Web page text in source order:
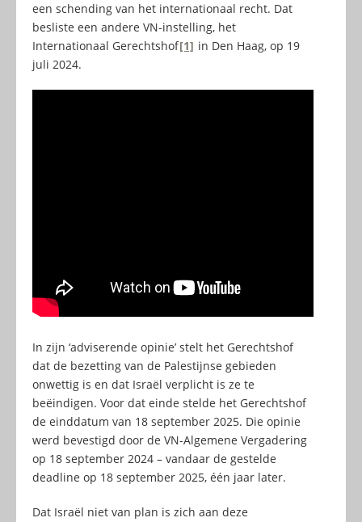
een schending van het internationaal recht. Dat
besliste een andere VN-instelling, het
Internationaal Gerechtshof[1] in Den Haag, op 19
juli 2024.
In zijn ‘adviserende opinie’ stelt het Gerechtshof
dat de bezetting van de Palestijnse gebieden
onwettig is en dat Israël verplicht is ze te
beëindigen. Voor dat einde stelde het Gerechtshof
de einddatum van 18 september 2025. Die opinie
werd bevestigd door de VN-Algemene Vergadering
op 18 september 2024 – vandaar de gestelde
deadline op 18 september 2025, één jaar later.
Dat Israël niet van plan is zich aan deze